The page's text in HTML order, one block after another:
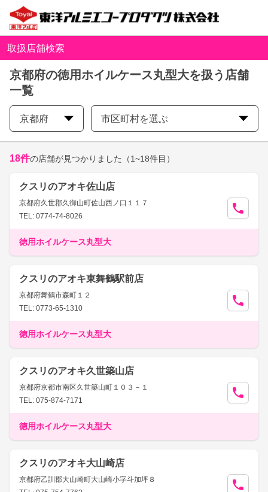
取扱店舗検索
京都府の徳用ホイルケース丸型大を扱う店舗
一覧
京都府 市区町村を選ぶ
18件の店舗が見つかりました （1~18件目）
クスリのアオキ佐山店
京都府久世郡久御山町佐山西ノ口１１７
TEL: 0774-74-8026
徳用ホイルケース丸型大
クスリのアオキ東舞鶴駅前店
京都府舞鶴市森町１２
TEL: 0773-65-1310
徳用ホイルケース丸型大
クスリのアオキ久世築山店
京都府京都市南区久世築山町１０３－１
TEL: 075-874-7171
徳用ホイルケース丸型大
クスリのアオキ大山崎店
京都府乙訓郡大山崎町大山崎小字斗加坪８